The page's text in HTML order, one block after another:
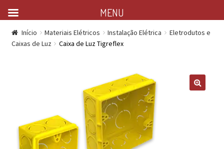
Início Materiais Elétricos Instalação Elétrica
Eletrodutos e
Caixas de Luz
Caixa de Luz Tigreflex
MENU